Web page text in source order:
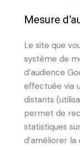
Mesure
Le site que
système de
d’audience
effectuée via
distants
permet de
statistiques
d’améliorer